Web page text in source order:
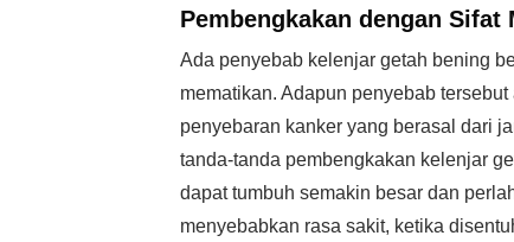
Pembengkakan dengan Sifat
Ada penyebab kelenjar getah bening
mematikan. Adapun penyebab
penyebaran kanker yang berasal dari
tanda-tanda pembengkakan kelenjar
dapat tumbuh semakin besar dan
menyebabkan rasa sakit, ketika